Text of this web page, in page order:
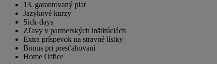
13. garantovaný plat
Jazykové kurzy
Sick-days
Zľavy v partnerských inštitúciách
Extra príspevok na stravné lístky
Bonus pri presťahovaní
Home Office